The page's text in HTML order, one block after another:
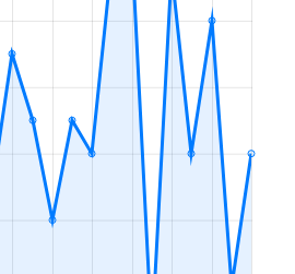
1,400万円 北大路